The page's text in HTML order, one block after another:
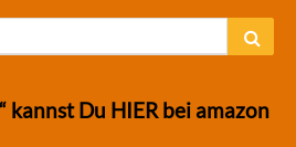
kannst Du HIER bei amazon